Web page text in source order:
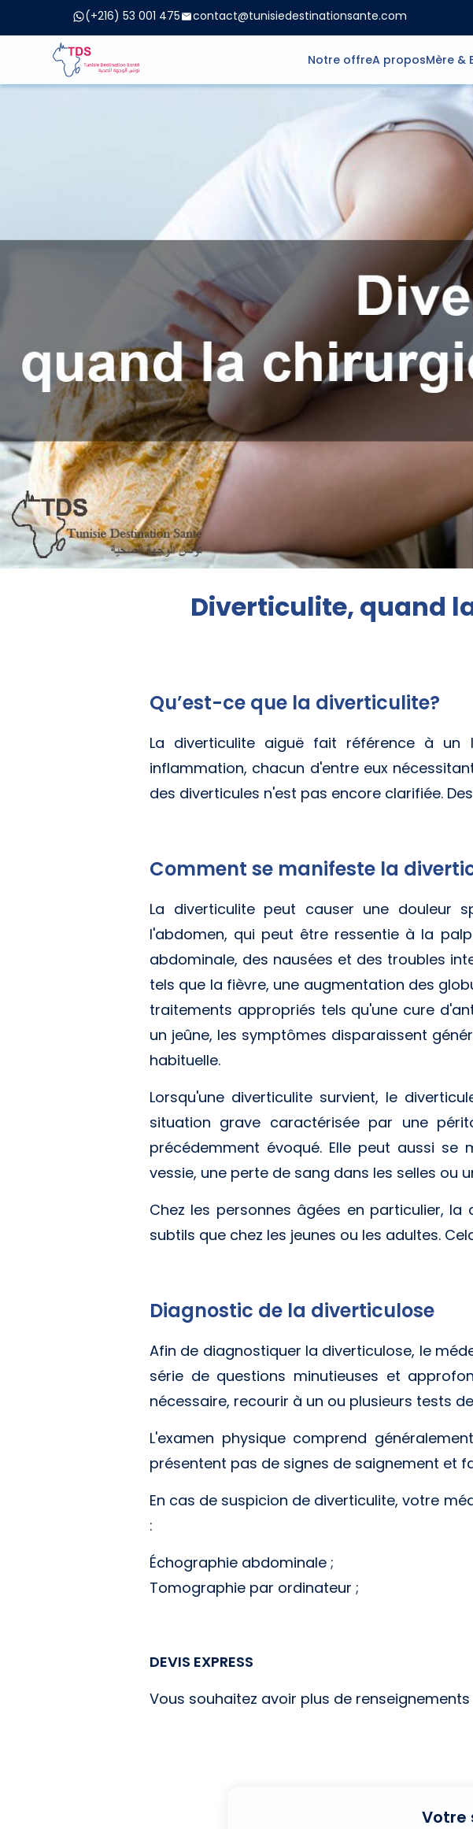
(+216) 53 001 475 contact@tunisiedestinationsante.com
Notre offreA proposMère &
Diverticulite, quand
Qu’est-ce que la diverticulite?
La diverticulite aiguë fait référence à un
inflammation, chacun d'entre eux
des diverticules n'est pas encore clarifiée.
Comment se manifeste la
La diverticulite peut causer une douleur
l'abdomen, qui peut être ressentie à la
abdominale, des nausées et des troubles
tels que la fièvre, une augmentation des
traitements appropriés tels qu'une cure
un jeûne, les symptômes disparaissent
habituelle.
Lorsqu'une diverticulite survient, le
situation grave caractérisée par une
précédemment évoqué. Elle peut aussi se
vessie, une perte de sang dans les selles ou
Chez les personnes âgées en particulier,
subtils que chez les jeunes ou les adultes.
Diagnostic de la diverticulose
Afin de diagnostiquer la diverticulose, le
série de questions minutieuses et
nécessaire, recourir à un ou plusieurs tests
L'examen physique comprend
présentent pas de signes de saignement et
En cas de suspicion de diverticulite, votre
:
Échographie abdominale ;
Tomographie par ordinateur ;
DEVIS EXPRESS
Vous souhaitez avoir plus de renseignements
Votre